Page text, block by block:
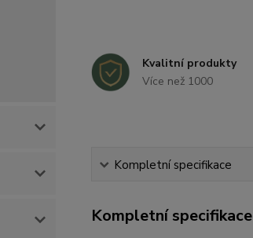
Kvalitní produkty
Více než 1000
Kompletní specifikace
Kompletní specifikace